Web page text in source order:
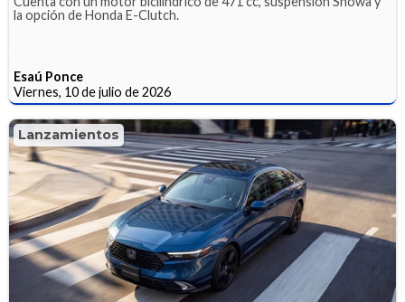
la opción de Honda E-Clutch.
Esaú Ponce
Viernes, 10 de julio de 2026
Lanzamientos